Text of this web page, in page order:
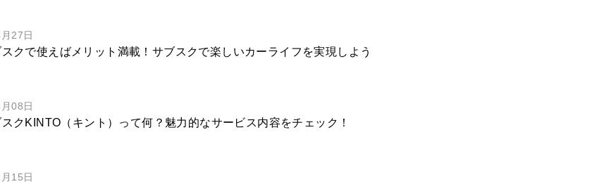
27日
クで使えばメリット満載！サブスクで楽しいカーライフを実現しよう
08日
クKINTO（キント）って何？魅力的なサービス内容をチェック！
15日